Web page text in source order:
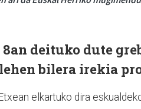
deituko dute
bilera irekia
elkartuko dira